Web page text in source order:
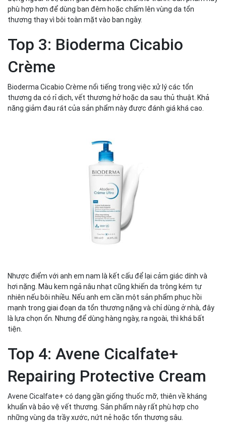
phù hợp hơn để dùng ban đêm hoặc chấm lên vùng da tổn
thương thay vì bôi toàn mặt vào ban ngày.
Top 3: Bioderma Cicabio
Crème
Bioderma Cicabio Crème nổi tiếng trong việc xử lý các tổn
thương da có rỉ dịch, vết thương hở hoặc da sau thủ thuật. Khả
năng giảm đau rát của sản phẩm này được đánh giá khá cao.
Nhược điểm với anh em nam là kết cấu để lại cảm giác dính và
hơi nặng. Màu kem ngả nâu nhạt cũng khiến da trông kém tự
nhiên nếu bôi nhiều. Nếu anh em cần một sản phẩm phục hồi
mạnh trong giai đoạn da tổn thương nặng và chỉ dùng ở nhà, đây
là lựa chọn ổn. Nhưng để dùng hàng ngày, ra ngoài, thì khá bất
tiện.
Top 4: Avene Cicalfate+
Repairing Protective Cream
Avene Cicalfate+ có dạng gần giống thuốc mỡ, thiên về kháng
khuẩn và bảo vệ vết thương. Sản phẩm này rất phù hợp cho
những vùng da trầy xước, nứt nẻ hoặc tổn thương sâu.